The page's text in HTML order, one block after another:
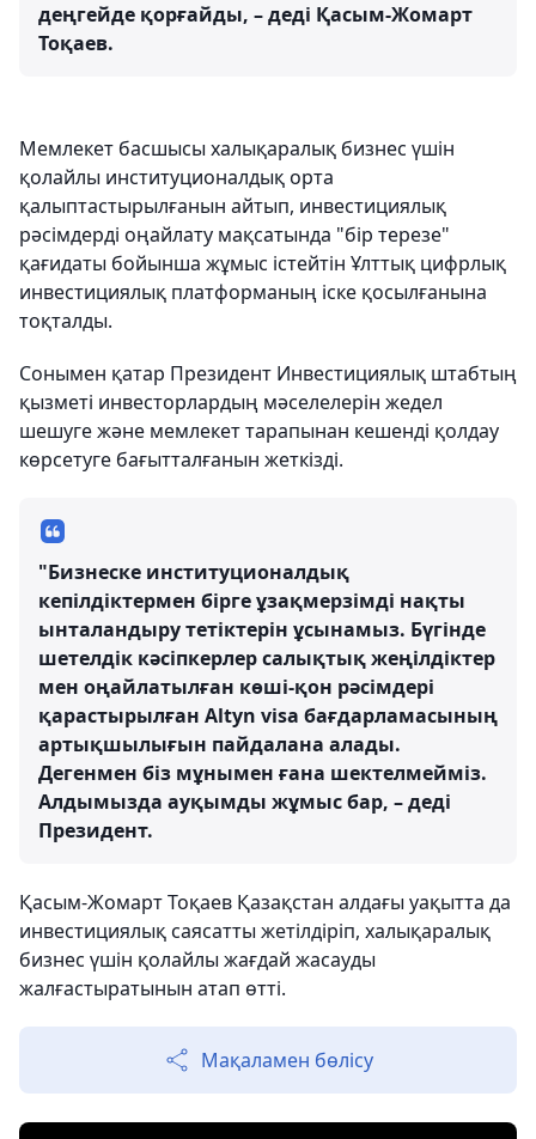
деңгейде қорғайды, – деді Қасым-Жомарт
Тоқаев.
Мемлекет басшысы халықаралық бизнес үшін
қолайлы институционалдық орта
қалыптастырылғанын айтып, инвестициялық
рәсімдерді оңайлату мақсатында "бір терезе"
қағидаты бойынша жұмыс істейтін Ұлттық цифрлық
инвестициялық платформаның іске қосылғанына
тоқталды.
Сонымен қатар Президент Инвестициялық штабтың
қызметі инвесторлардың мәселелерін жедел
шешуге және мемлекет тарапынан кешенді қолдау
көрсетуге бағытталғанын жеткізді.
"Бизнеске институционалдық
кепілдіктермен бірге ұзақмерзімді нақты
ынталандыру тетіктерін ұсынамыз. Бүгінде
шетелдік кәсіпкерлер салықтық жеңілдіктер
мен оңайлатылған көші-қон рәсімдері
қарастырылған Altyn visa бағдарламасының
артықшылығын пайдалана алады.
Дегенмен біз мұнымен ғана шектелмейміз.
Алдымызда ауқымды жұмыс бар, – деді
Президент.
Қасым-Жомарт Тоқаев Қазақстан алдағы уақытта да
инвестициялық саясатты жетілдіріп, халықаралық
бизнес үшін қолайлы жағдай жасауды
жалғастыратынын атап өтті.
Мақаламен бөлісу